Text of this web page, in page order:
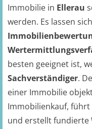
Immobilie in Ellerau
werden. Es lassen
besten geeignet ist,
Sachverständiger.
einer Immobilie
Immobilienkauf, führt
und erstellt fundierte